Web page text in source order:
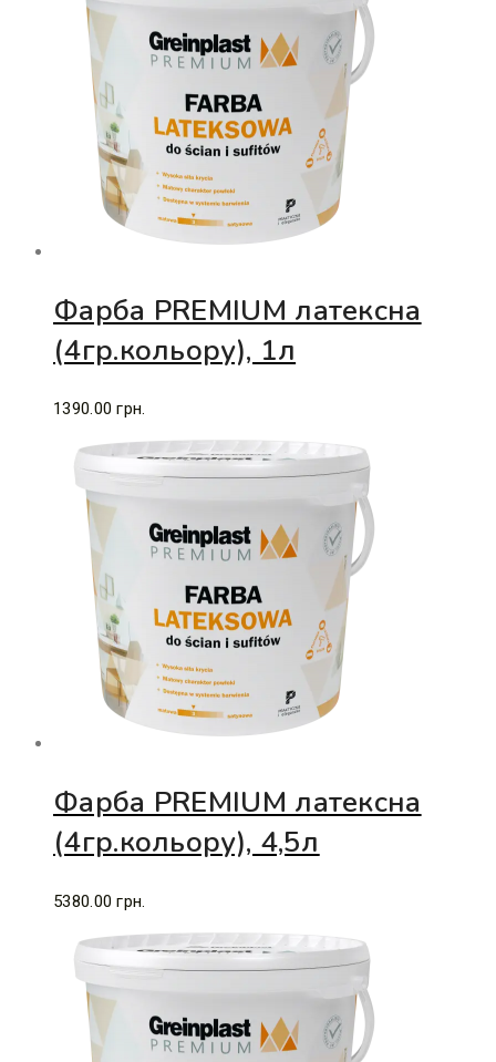
Фарба PREMIUM латексна
(4гр.кольору), 1л
1390.00 грн.
Фарба PREMIUM латексна
(4гр.кольору), 4,5л
5380.00 грн.